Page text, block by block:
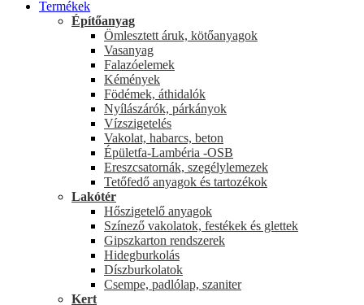
Termékek
Építőanyag
Ömlesztett áruk, kötőanyagok
Vasanyag
Falazóelemek
Kémények
Födémek, áthidalók
Nyílászárók, párkányok
Vízszigetelés
Vakolat, habarcs, beton
Épületfa-Lambéria -OSB
Ereszcsatornák, szegélylemezek
Tetőfedő anyagok és tartozékok
Lakótér
Hőszigetelő anyagok
Színező vakolatok, festékek és glettek
Gipszkarton rendszerek
Hidegburkolás
Díszburkolatok
Csempe, padlólap, szaniter
Kert